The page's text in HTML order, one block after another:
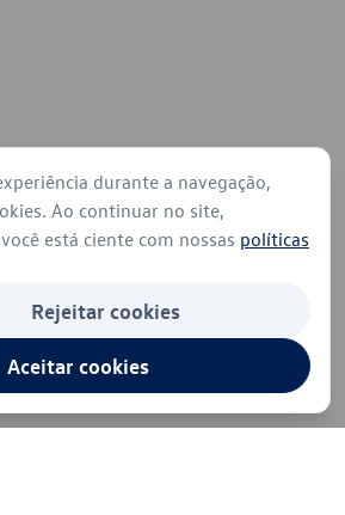
durante a navegação,
Ao continuar no site,
está ciente com nossas políticas
Rejeitar cookies
Aceitar cookies